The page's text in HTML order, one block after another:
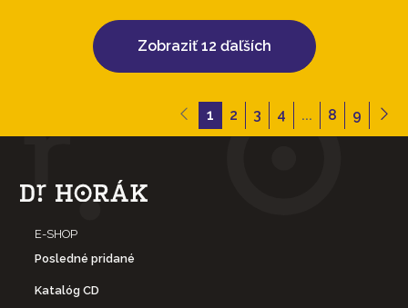
Zobraziť 12 ďaľších
1 2 3 4 ... 8 9
E-SHOP
Posledné pridané
Katalóg CD